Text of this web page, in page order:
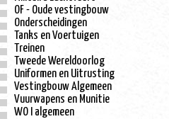
OF - Oude vestingbouw
Onderscheidingen
Tanks en Voertuigen
Treinen
Tweede Wereldoorlog
Uniformen en Uitrusting
Vestingbouw Algemeen
Vuurwapens en Munitie
WO I algemeen